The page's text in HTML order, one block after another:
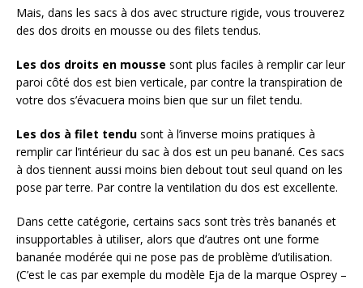
Mais, dans les sacs à dos avec structure rigide, vous trouverez
des dos droits en mousse ou des filets tendus.
Les dos droits en mousse sont plus faciles à remplir car leur
paroi côté dos est bien verticale, par contre la transpiration de
votre dos s’évacuera moins bien que sur un filet tendu.
Les dos à filet tendu sont à l’inverse moins pratiques à
remplir car l’intérieur du sac à dos est un peu banané. Ces sacs
à dos tiennent aussi moins bien debout tout seul quand on les
pose par terre. Par contre la ventilation du dos est excellente.
Dans cette catégorie, certains sacs sont très très bananés et
insupportables à utiliser, alors que d’autres ont une forme
bananée modérée qui ne pose pas de problème d’utilisation.
(C’est le cas par exemple du modèle Eja de la marque Osprey –